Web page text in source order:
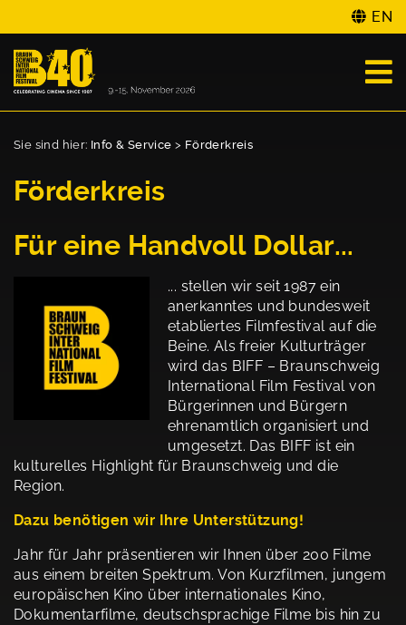
EN
Sie sind hier: Info & Service > Förderkreis
Förderkreis
Für eine Handvoll Dollar...
... stellen wir seit 1987 ein
anerkanntes und bundesweit
etabliertes Filmfestival auf die
Beine. Als freier Kulturträger
wird das BIFF – Braunschweig
International Film Festival von
Bürgerinnen und Bürgern
ehrenamtlich organisiert und
umgesetzt. Das BIFF ist ein
kulturelles Highlight für Braunschweig und die
Region.
Dazu benötigen wir Ihre Unterstützung!
Jahr für Jahr präsentieren wir Ihnen über 200 Filme
aus einem breiten Spektrum. Von Kurzfilmen, jungem
europäischen Kino über internationales Kino,
Dokumentarfilme, deutschsprachige Filme bis hin zu